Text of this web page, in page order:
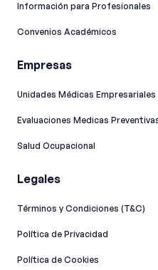
Información para Profesionales
Convenios Académicos
Empresas
Unidades Médicas Empresariales
Evaluaciones Medicas
Salud Ocupacional
Legales
Términos y Condiciones (T&C)
Política de Privacidad
Política de Cookies